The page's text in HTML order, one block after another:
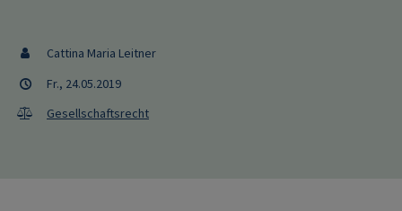
Cattina Maria Leitner
Fr., 24.05.2019
Gesellschaftsrecht